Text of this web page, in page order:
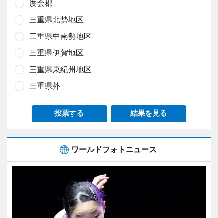
度会郡
三重県北勢地区
三重県中南勢地区
三重県伊賀地区
三重県東紀州地区
三重県外
投票する 結果を見る
ワールドフォトニュース